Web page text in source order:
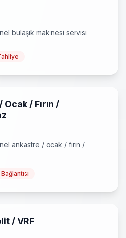
bulaşık makinesi servisi
/ Fırın /
ankastre / ocak / fırın /
/ VRF